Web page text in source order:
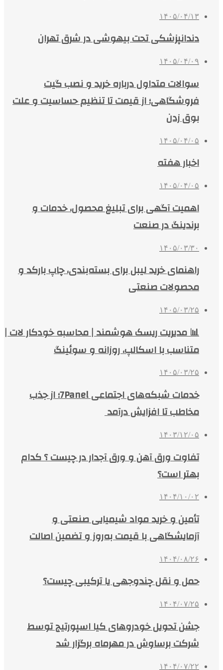
۱۴۰۵/۰۴/۱۳
دندانپزشکی تحت بیهوشی در شرق تهران
۱۴۰۵/۰۴/۰۹
سوالات متداول درباره خرید و نصب گیت
فروشگاهی؛ از قیمت تا تنظیم حساسیت و علت
بوق زدن
۱۴۰۵/۰۴/۰۵
اخبار هفته
۱۴۰۵/۰۴/۰۵
اهمیت آگهی برای تبلیغ محصول، خدمات و
برندینگ در صنعت
۱۴۰۵/۰۳/۳۰
راهنمای خرید لیبل برای بسته‌بندی، چاپ بارکد و
محصولات صنعتی
۱۴۰۵/۰۳/۲۵
📊 مدیریت ریسک هوشمند | محاسبه خودکار لات |
متناسب با اسکالپ، روزانه و سوئینگ
۱۴۰۵/۰۳/۲۵
خدمات شبکه‌های اجتماعی 7Panel؛ از جذب
مخاطب تا افزایش درآمد
۱۴۰۳/۱۲/۰۵
تفاوت ورق آهن و ورق آجدار در چیست ؟ کدام
بهتر است؟
۱۴۰۴/۱۰/۰۲
تأمین و خرید مواد شیمیایی صنعتی و
آزمایشگاهی با قیمت به‌روز و تضمین اصالت
۱۴۰۴/۰۸/۲۶
حمل و نقل چندوجهی یا ترکیبی چیست؟
۱۴۰۴/۰۷/۲۵
جشن تحویل خودروهای کیا اسپورتیج توسط
شرکت برساوش در مهرماه برگزار شد
۱۴۰۴/۰۷/۲۲